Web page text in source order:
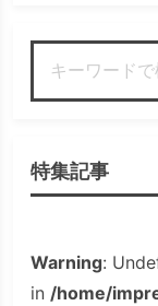
特集記事
Warning:
in /home/